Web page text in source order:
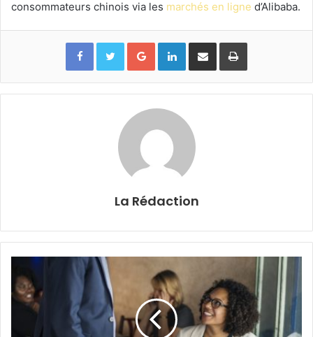
consommateurs chinois via les marchés en ligne d’Alibaba.
Google+LinkedinPartager par email Imprimer
La Rédaction